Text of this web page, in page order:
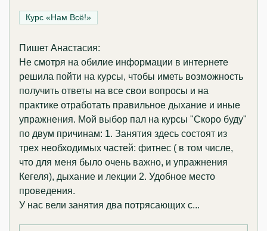
Курс «Нам Всё!»‎
Пишет Анастасия:
Не смотря на обилие информации в интернете
решила пойти на курсы, чтобы иметь возможность
получить ответы на все свои вопросы и на
практике отработать правильное дыхание и иные
упражнения. Мой выбор пал на курсы "Скоро буду"
по двум причинам: 1. Занятия здесь состоят из
трех необходимых частей: фитнес ( в том числе,
что для меня было очень важно, и упражнения
Кегеля), дыхание и лекции 2. Удобное место
проведения.
У нас вели занятия два потрясающих с...